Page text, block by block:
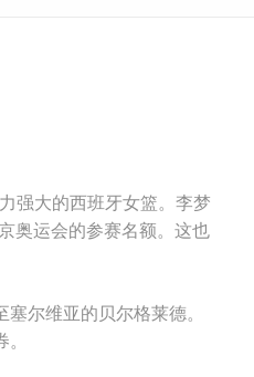
强大的西班牙女篮。李梦
奥运会的参赛名额。这也
尔维亚的贝尔格莱德。